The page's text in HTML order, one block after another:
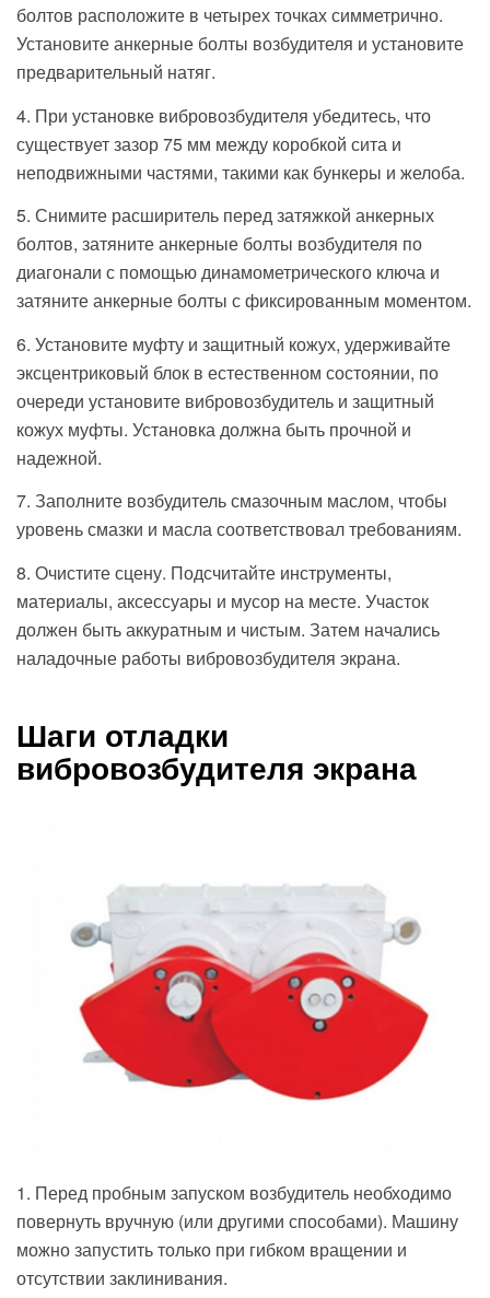
болтов расположите в четырех точках симметрично.
Установите анкерные болты возбудителя и установите
предварительный натяг.
4. При установке вибровозбудителя убедитесь, что
существует зазор 75 мм между коробкой сита и
неподвижными частями, такими как бункеры и желоба.
5. Снимите расширитель перед затяжкой анкерных
болтов, затяните анкерные болты возбудителя по
диагонали с помощью динамометрического ключа и
затяните анкерные болты с фиксированным моментом.
6. Установите муфту и защитный кожух, удерживайте
эксцентриковый блок в естественном состоянии, по
очереди установите вибровозбудитель и защитный
кожух муфты. Установка должна быть прочной и
надежной.
7. Заполните возбудитель смазочным маслом, чтобы
уровень смазки и масла соответствовал требованиям.
8. Очистите сцену. Подсчитайте инструменты,
материалы, аксессуары и мусор на месте. Участок
должен быть аккуратным и чистым. Затем начались
наладочные работы вибровозбудителя экрана.
Шаги отладки
вибровозбудителя экрана
1. Перед пробным запуском возбудитель необходимо
повернуть вручную (или другими способами). Машину
можно запустить только при гибком вращении и
отсутствии заклинивания.